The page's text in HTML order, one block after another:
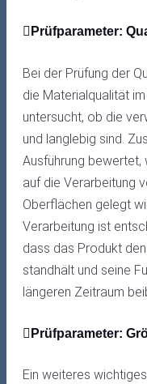
Prüfparameter:
Bei der Prüfung der
die Materialqualität
untersucht, ob die
und langlebig sind.
Ausführung
auf die Verarbeitung
Oberflächen gelegt
Verarbeitung ist
dass das Produkt
standhält und seine
längeren Zeitraum
Prüfparameter:
Ein weiteres